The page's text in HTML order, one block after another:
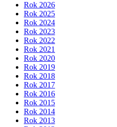
Rok 2026
Rok 2025
Rok 2024
Rok 2023
Rok 2022
Rok 2021
Rok 2020
Rok 2019
Rok 2018
Rok 2017
Rok 2016
Rok 2015
Rok 2014
Rok 2013